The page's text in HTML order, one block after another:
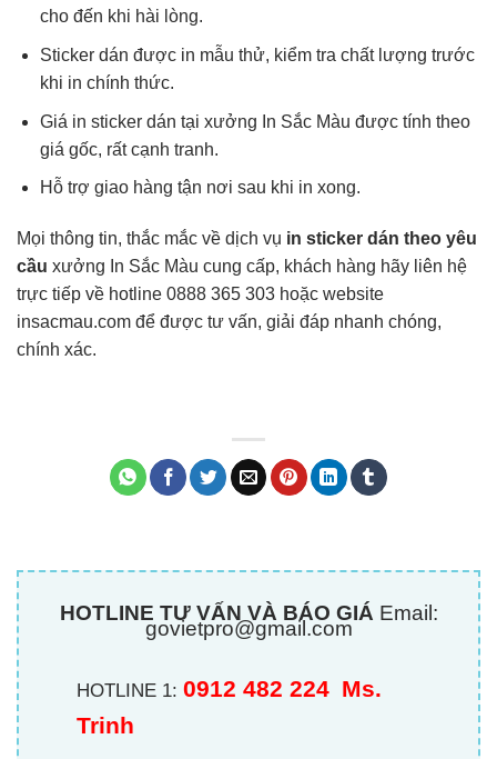
cho đến khi hài lòng.
Sticker dán được in mẫu thử, kiểm tra chất lượng trước
khi in chính thức.
Giá in sticker dán tại xưởng In Sắc Màu được tính theo
giá gốc, rất cạnh tranh.
Hỗ trợ giao hàng tận nơi sau khi in xong.
Mọi thông tin, thắc mắc về dịch vụ in sticker dán theo yêu
cầu xưởng In Sắc Màu cung cấp, khách hàng hãy liên hệ
trực tiếp về hotline 0888 365 303 hoặc website
insacmau.com để được tư vấn, giải đáp nhanh chóng,
chính xác.
HOTLINE TƯ VẤN VÀ BÁO GIÁ Email:
govietpro@gmail.com
HOTLINE 1:0912 482 224 Ms.
Trinh